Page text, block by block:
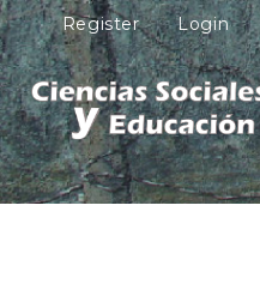
M
a
i
n
N
a
v
i
g
Register Login